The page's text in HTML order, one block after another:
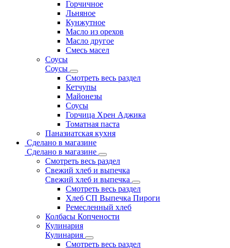
Горчичное
Льняное
Кунжутное
Масло из орехов
Масло другое
Смесь масел
Соусы
Соусы
Смотреть весь раздел
Кетчупы
Майонезы
Соусы
Горчица Хрен Аджика
Томатная паста
Паназиатская кухня
Сделано в магазине
Сделано в магазине
Смотреть весь раздел
Свежий хлеб и выпечка
Свежий хлеб и выпечка
Смотреть весь раздел
Хлеб СП Выпечка Пироги
Ремесленный хлеб
Колбасы Копчености
Кулинария
Кулинария
Смотреть весь раздел